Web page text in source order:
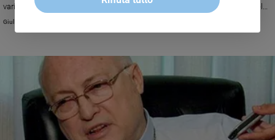
vari progetti nel Paese latinoamericano. L'associazione è attiva anche nel
sud del Madagascar, dove gestisce un ospedale.
Giulia Cerqueti